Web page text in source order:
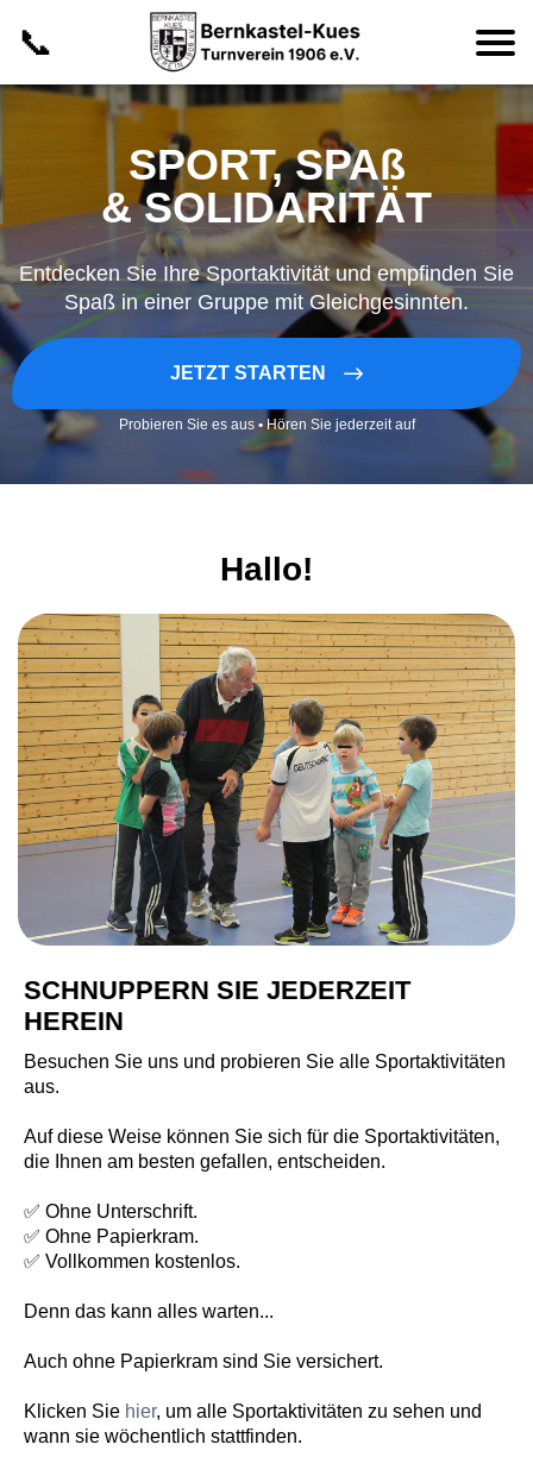
📞
SPORT, SPAß
& SOLIDARITÄT
Entdecken Sie Ihre Sportaktivität und empfinden Sie
Spaß in einer Gruppe mit Gleichgesinnten.
JETZT STARTEN
Probieren Sie es aus •Hören Sie jederzeit auf
Hallo!
SCHNUPPERN SIE JEDERZEIT
HEREIN
Besuchen Sie uns und probieren Sie alle Sportaktivitäten
aus.
Auf diese Weise können Sie sich für die Sportaktivitäten,
die Ihnen am besten gefallen, entscheiden.
✅ Ohne Unterschrift.
✅ Ohne Papierkram.
✅ Vollkommen kostenlos.
Denn das kann alles warten...
Auch ohne Papierkram sind Sie versichert.
Klicken Sie hier, um alle Sportaktivitäten zu sehen und
wann sie wöchentlich stattfinden.